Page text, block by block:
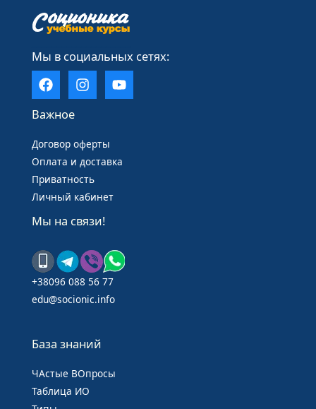
Мы в социальных сетях:
Важное
Договор оферты
Оплата и доставка
Приватность
Личный кабинет
Мы на связи!
+38096 088 56 77
edu@socionic.info
База знаний
ЧАстые ВОпросы
Таблица ИО